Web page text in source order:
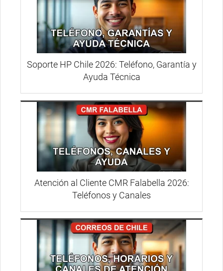
Soporte HP Chile 2026: Teléfono, Garantía y
Ayuda Técnica
Atención al Cliente CMR Falabella 2026:
Teléfonos y Canales